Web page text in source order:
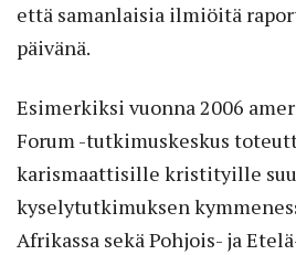
että samanlaisia ilmiöitä
päivänä.
Esimerkiksi vuonna 2006
Forum -tutkimuskeskus
karismaattisille kristityille
kyselytutkimuksen
Afrikassa sekä Pohjois- ja